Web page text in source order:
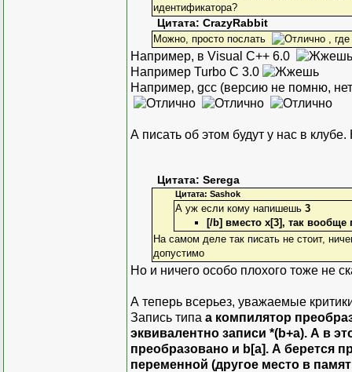
идентификатора?
Цитата: CrazyRabbit
Можно, просто послать
, где
Например, в Visual C++ 6.0
Например Turbo C 3.0
Например, gcc (версию не помню,
А писать об этом будут у нас в
Цитата: Serega
Цитата: Sashok
А уж если кому напишешь3
[/b] вместоx[3], так вообще
На самом деле так писать не стоит,
допустимо
Но и ничего особо плохого тоже не
А теперь всерьез, уважаемые
Запись типа a компилятор
эквивалентно записи *(b+а). А в
преобразовано и b[a]. А берется
переменной (другое место в